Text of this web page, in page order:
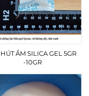
-10GR